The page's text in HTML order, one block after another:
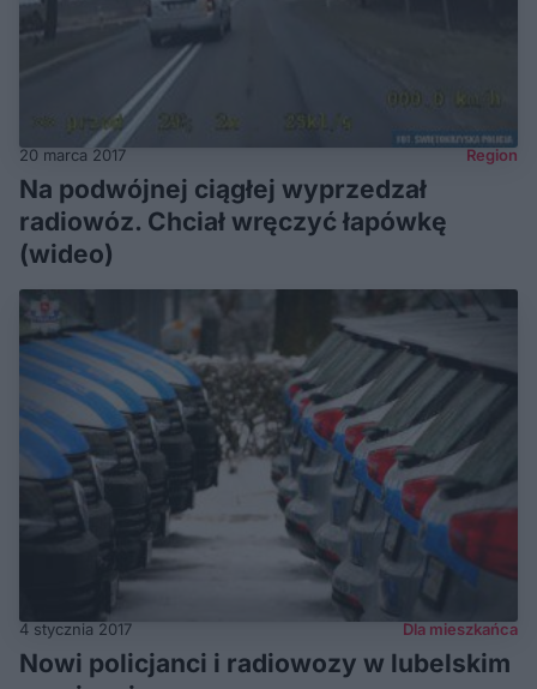
20 marca 2017 Region
Na podwójnej ciągłej wyprzedzał
radiowóz. Chciał wręczyć łapówkę
(wideo)
4 stycznia 2017 Dla mieszkańca
Nowi policjanci i radiowozy w lubelskim